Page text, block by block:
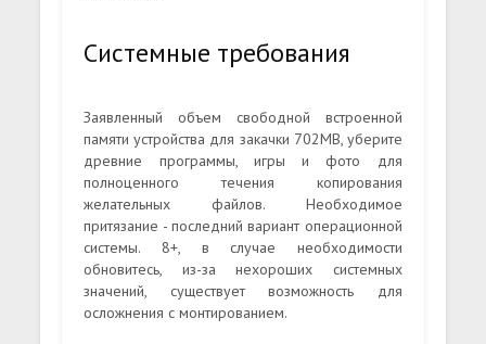
Системные требования
Заявленный объем свободной встроенной
памяти устройства для закачки 702MB, уберите
древние программы, игры и фото для
полноценного течения копирования
желательных файлов. Необходимое
притязание - последний вариант операционной
системы. 8+, в случае необходимости
обновитесь, из-за нехороших системных
значений, существует возможность для
осложнения с монтированием.